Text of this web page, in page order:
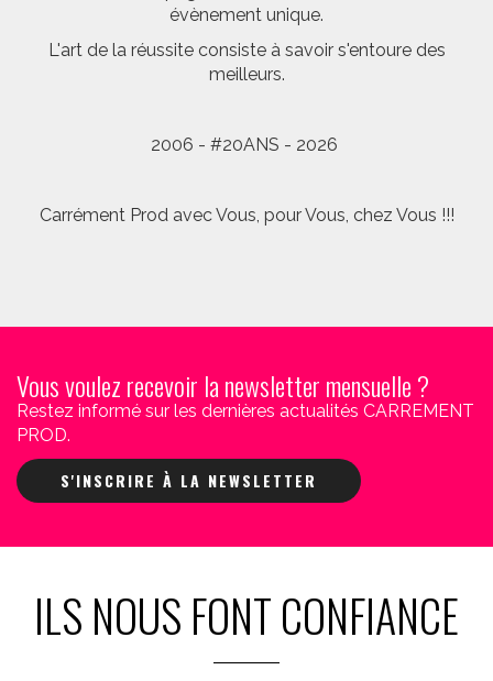
évènement unique.
L'art de la réussite consiste à savoir s'entoure des
meilleurs.
2006 - #20ANS - 2026
Carrément Prod avec Vous, pour Vous, chez Vous !!!
Vous voulez recevoir la newsletter mensuelle ?
Restez informé sur les dernières actualités CARREMENT
PROD.
S'INSCRIRE À LA NEWSLETTER
ILS NOUS FONT CONFIANCE